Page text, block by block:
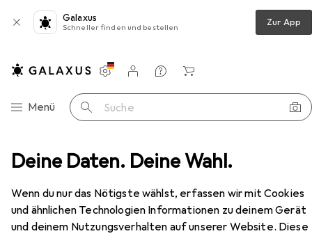
Deine Daten. Deine Wahl.
Wenn du nur das Nötigste wählst, erfassen wir mit Cookies
und ähnlichen Technologien Informationen zu deinem Gerät
und deinem Nutzungsverhalten auf unserer Website. Diese
Galaxus
Schneller finden und bestellen Zur App
Navigation nach Kategorien
Menü Suche
Einstellungen
Kundenkonto
Vergleichslisten
Merklisten
Warenkorb
Stativ Patona Tripod Pro Alu inkl Kugelkopf